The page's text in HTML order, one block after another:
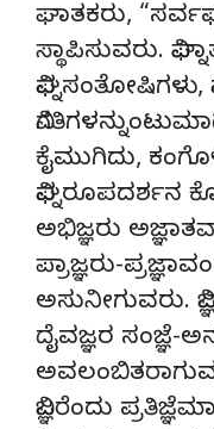
ಘಾತಕರು,
ಸ್ಥಾಪಿಸುವರು.
ವಿಘ್ನಸಂತೋಷಿಗಳು,
ಕೈಮುಗಿದು,
ವಿಘ್ನರೂಪದರ್ಶನ
ಅಭಿಜ್ಞರು
ಪ್ರಾಜ್ಞರು-
ಅಸುನೀಗುವರು.
ದೈವಜ್ಞರ ಸಂಜ್ಞೆ-
ವಿಜ್ಞರೆಂದು